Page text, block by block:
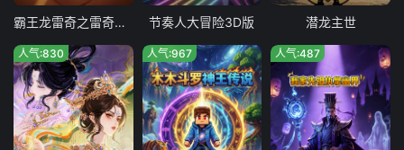
霸王龙雷奇之雷奇知多少 节奏人大冒险3D版 潜龙主世
人气:830 人气:967 人气:487